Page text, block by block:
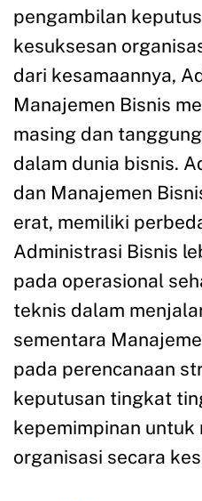
pengambilan
kesuksesan
dari kesamaannya,
Manajemen Bisnis
masing dan
dalam dunia bisnis.
dan Manajemen
erat, memiliki
Administrasi Bisnis
pada operasional
teknis dalam
sementara
pada perencanaan
keputusan tingkat
kepemimpinan untuk
organisasi secara